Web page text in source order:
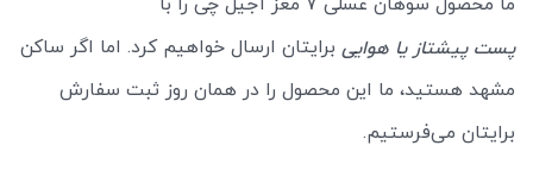
پست پیشتاز یا هوایی برایتان ارسال خواهیم کرد. اما اگر ساکن
مشهد هستید، ما این محصول را در همان روز ثبت سفارش
برایتان می‌فرستیم.